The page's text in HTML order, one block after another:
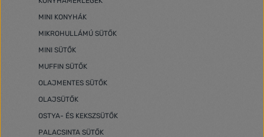
MINI KONYHÁK
MIKROHULLÁMÚ SÜTŐK
MINI SÜTŐK
MUFFIN SÜTŐK
OLAJMENTES SÜTŐK
OLAJSÜTŐK
OSTYA- ÉS KEKSZSÜTŐK
PALACSINTA SÜTŐK